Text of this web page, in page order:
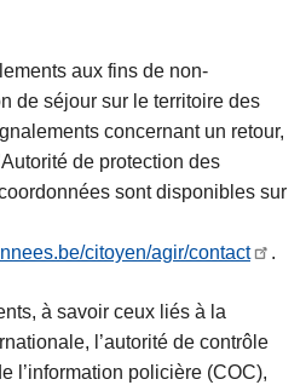
aux fins de non-
de séjour sur le territoire des
concernant un retour,
de protection des
sont disponibles sur
citoyen/agir/contact
.
à savoir ceux liés à la
l’autorité de contrôle
l’information policière (COC),